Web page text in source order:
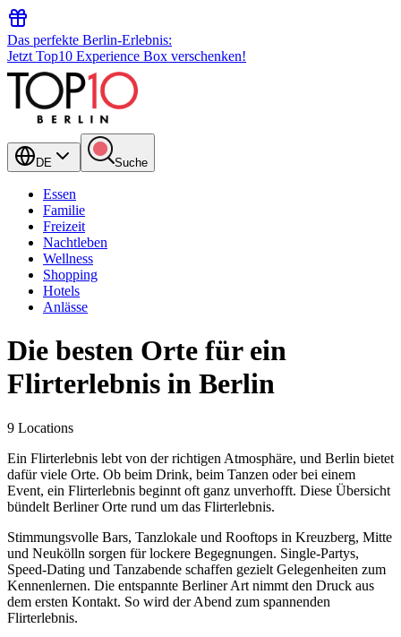
Das perfekte Berlin-Erlebnis:
Jetzt Top10 Experience Box verschenken!
DE Suche
Essen
Familie
Freizeit
Nachtleben
Wellness
Shopping
Hotels
Anlässe
Die besten Orte für ein
Flirterlebnis in Berlin
9 Locations
Ein Flirterlebnis lebt von der richtigen Atmosphäre, und Berlin bietet
dafür viele Orte. Ob beim Drink, beim Tanzen oder bei einem
Event, ein Flirterlebnis beginnt oft ganz unverhofft. Diese Übersicht
bündelt Berliner Orte rund um das Flirterlebnis.
Stimmungsvolle Bars, Tanzlokale und Rooftops in Kreuzberg, Mitte
und Neukölln sorgen für lockere Begegnungen. Single-Partys,
Speed-Dating und Tanzabende schaffen gezielt Gelegenheiten zum
Kennenlernen. Die entspannte Berliner Art nimmt den Druck aus
dem ersten Kontakt. So wird der Abend zum spannenden
Flirterlebnis.